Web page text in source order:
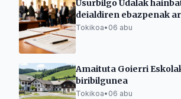
Usurbilgo Udalak
deialdiren ebazpenak
Tokikoa• 06 abu
Amaituta Goierri
biribilgunea
Tokikoa• 06 abu